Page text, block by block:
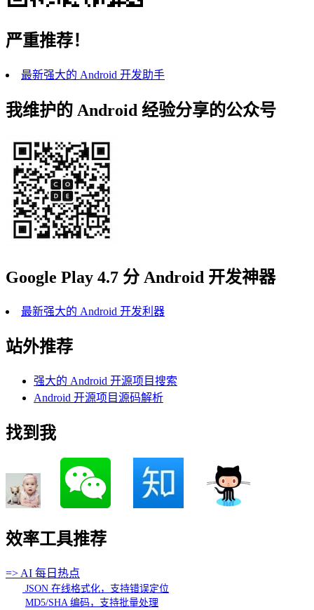
严重推荐！
最新强大的 Android 开发助手
我维护的 Android 经验分享的公众号
Google Play 4.7 分 Android 开发神器
最新强大的 Android 开发利器
站外推荐
强大的 Android 开源项目搜索
Android 开源项目源码解析
找到我
效率工具推荐
=> AI 每日热点
JSON 在线格式化，支持错误定位
MD5/SHA 编码，支持批量处理